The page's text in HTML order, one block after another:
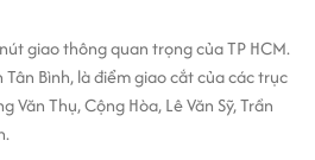
giao thông quan trọng của TP HCM.
Bình, là điểm giao cắt của các trục
Thụ, Cộng Hòa, Lê Văn Sỹ, Trần